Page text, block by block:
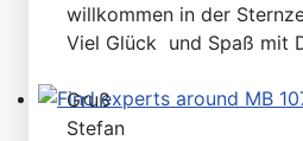
Find experts around MB 107
willkommen in der
Viel Glück und Spaß mit
Gruß
Stefan